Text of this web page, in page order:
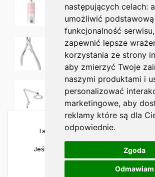
następujących celach:
umożliwić podstawową
funkcjonalność serwisu,
zapewnić lepsze
korzystania ze strony
aby zmierzyć Twoje
naszymi produktami i
personalizować
marketingowe, aby
reklamy które są dla
odpowiednie.
Zgoda
Odmawiam
53.75zł 43.00zł
129.90zł 115.00 zł
3,748.75zł
Ta strona używa plików cookies, aby
najlepszą jakość
Jeśli chcesz sprawdzić szczegóły,
politykę prywatności.